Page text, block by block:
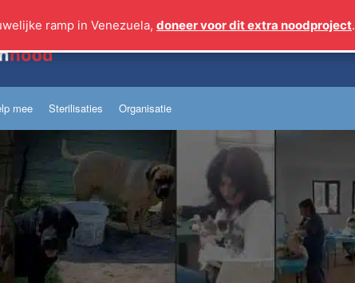
mee Sterilisaties Organisatie
ramp in Venezuela, doneer voor dit extra noodproject.